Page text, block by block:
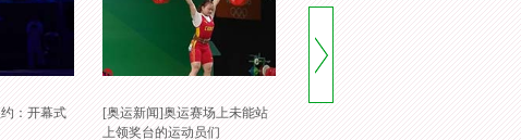
：开幕式
[奥运新闻]奥运赛场上未能站
上领奖台的运动员们